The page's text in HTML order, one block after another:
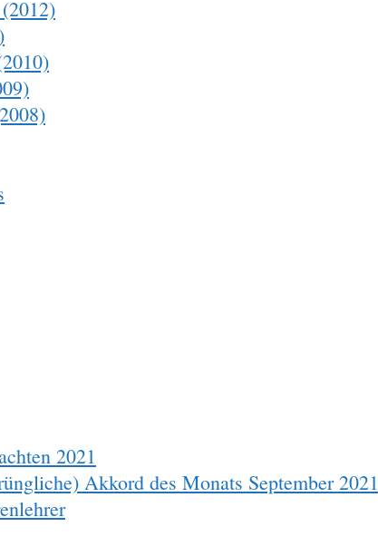
2021
Akkord des Monats September 2021